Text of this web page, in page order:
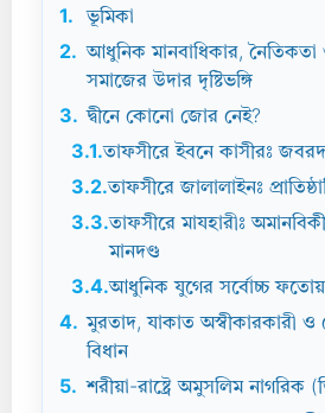
1.
ভূমিকা
2. আধুনিক মানবাধিকার, নৈতিকতা
সমাজের উদার দৃষ্টিভঙ্গি
3. দ্বীনে কোনো জোর নেই?
3.1.তাফসীরে ইবনে কাসীরঃ
3.2.তাফসীরে জালালাইনঃ
3.3.তাফসীরে মাযহারীঃ
মানদণ্ড
3.4.আধুনিক যুগের সর্বোচ্চ
4. মুরতাদ, যাকাত অস্বীকারকারী ও
বিধান
5. শরীয়া-রাষ্ট্রে অমুসলিম নাগরিক